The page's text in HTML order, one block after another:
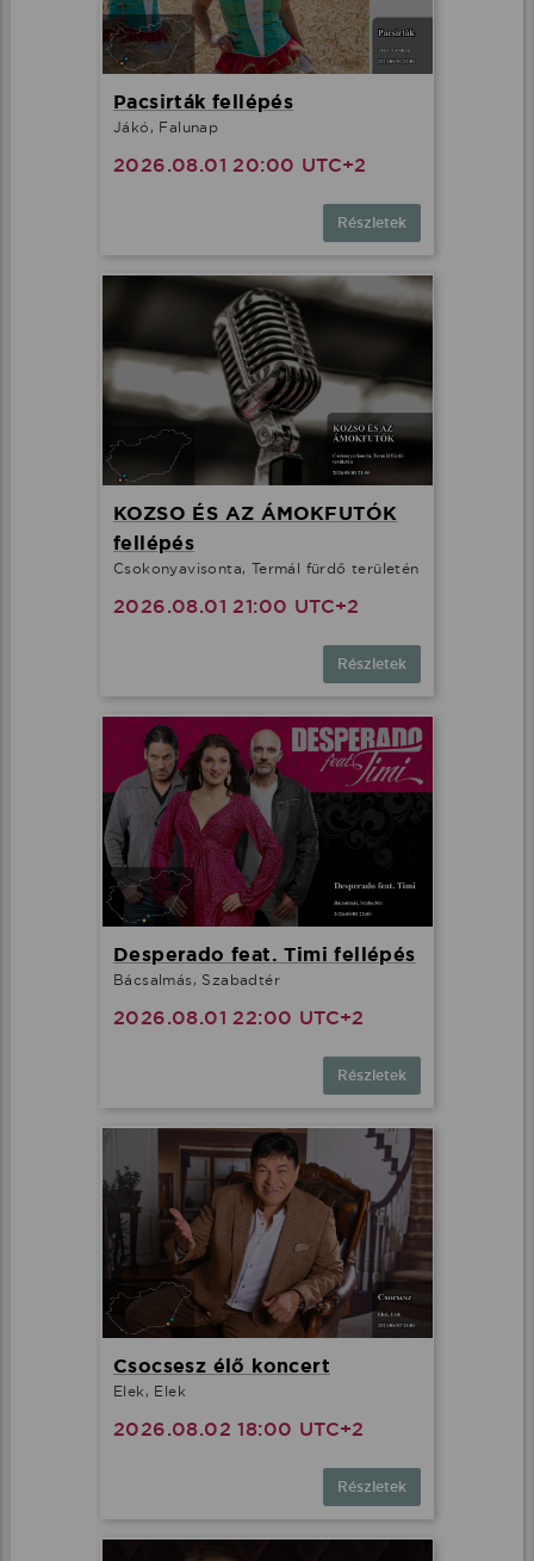
Pacsirták fellépés
Jákó, Falunap
2026.08.01 20:00 UTC+2
Részletek
KOZSO ÉS AZ ÁMOKFUTÓK
fellépés
Csokonyavisonta, Termál fürdő területén
2026.08.01 21:00 UTC+2
Részletek
Desperado feat. Timi fellépés
Bácsalmás, Szabadtér
2026.08.01 22:00 UTC+2
Részletek
Csocsesz élő koncert
Elek, Elek
2026.08.02 18:00 UTC+2
Részletek